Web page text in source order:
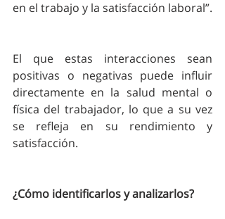
El que estas interacciones sean
positivas o negativas puede influir
directamente en la salud mental o
física del trabajador, lo que a su vez
se refleja en su rendimiento y
satisfacción.
¿Cómo identificarlos y analizarlos?